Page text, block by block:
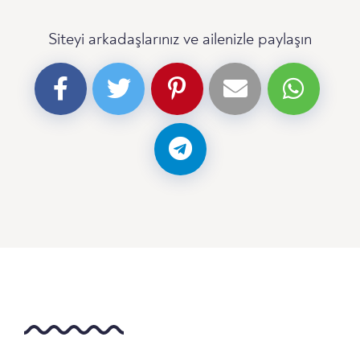
Siteyi arkadaşlarınız ve ailenizle paylaşın